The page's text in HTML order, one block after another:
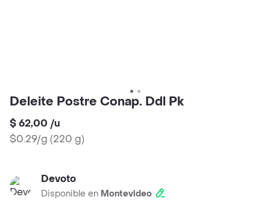
Deleite Postre Conap. Ddl Pk
$ 62,00 /u
$0.29/g (220 g)
Devoto
Disponible en Montevideo